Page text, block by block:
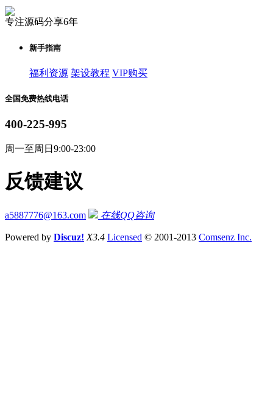
专注源码分享6年
新手指南
福利资源 架设教程 VIP购买
全国免费热线电话
400-225-995
周一至周日9:00-23:00
反馈建议
a5887776@163.com 在线QQ咨询
Powered by Discuz! X3.4 Licensed © 2001-2013 Comsenz Inc.